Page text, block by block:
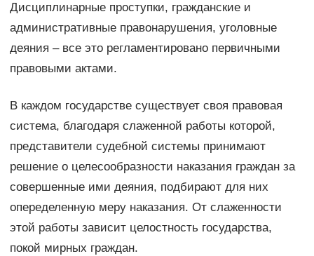
Дисциплинарные проступки, гражданские и
административные правонарушения, уголовные
деяния – все это регламентировано первичными
правовыми актами.
В каждом государстве существует своя правовая
система, благодаря слаженной работы которой,
представители судебной системы принимают
решение о целесообразности наказания граждан за
совершенные ими деяния, подбирают для них
опеределенную меру наказания. От слаженности
этой работы зависит целостность государства,
покой мирных граждан.